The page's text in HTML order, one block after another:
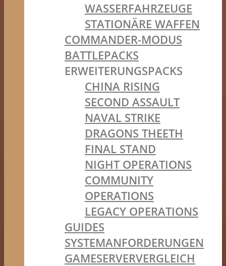
WASSERFAHRZEUGE
STATIONÄRE WAFFEN
COMMANDER-MODUS
BATTLEPACKS
ERWEITERUNGSPACKS
CHINA RISING
SECOND ASSAULT
NAVAL STRIKE
DRAGONS THEETH
FINAL STAND
NIGHT OPERATIONS
COMMUNITY
OPERATIONS
LEGACY OPERATIONS
GUIDES
SYSTEMANFORDERUNGEN
GAMESERVERVERGLEICH